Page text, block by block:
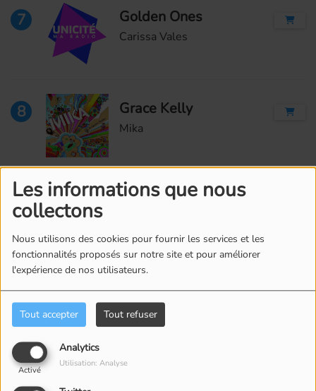
Les informations que nous
collectons
Nous utilisons des cookies pour fournir les services et les
fonctionnalités proposés sur notre site et pour améliorer
l'expérience de nos utilisateurs.
Tout accepter Tout refuser
Analytics
Activé
Utilisation: Analyse
7 Golden Ones
Carissa Vales
8 Grace Kelly
Mika
9 Doo Wop (That Thing) (Edit)
10 Au bout du monde (feat. Marie-Luce Béland et Bobby John)
The Changing Ideas